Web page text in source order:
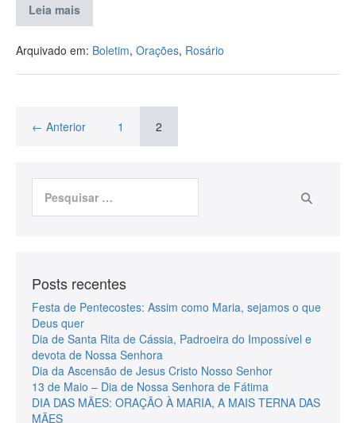
Leia mais
Arquivado em: Boletim, Orações, Rosário
← Anterior 1 2
Posts recentes
Festa de Pentecostes: Assim como Maria, sejamos o que
Deus quer
Dia de Santa Rita de Cássia, Padroeira do Impossível e
devota de Nossa Senhora
Dia da Ascensão de Jesus Cristo Nosso Senhor
13 de Maio – Dia de Nossa Senhora de Fátima
DIA DAS MÃES: ORAÇÃO À MARIA, A MAIS TERNA DAS
MÃES